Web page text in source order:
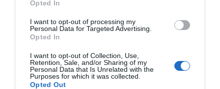
Opted In
I want to opt-out of processing my
Personal Data for Targeted Advertising.
Opted In
I want to opt-out of Collection, Use,
Retention, Sale, and/or Sharing of my
Personal Data that Is Unrelated with the
Purposes for which it was collected.
Opted Out